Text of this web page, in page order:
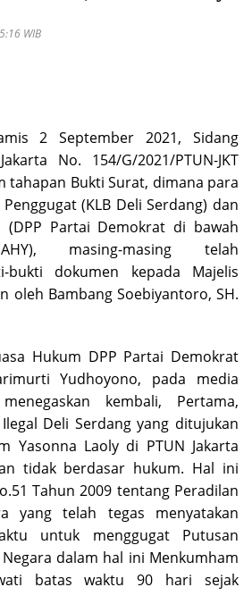
WIB
2 September 2021, Sidang
No. 154/G/2021/PTUN-JKT
tahapan Bukti Surat, dimana para
(KLB Deli Serdang) dan
(DPP Partai Demokrat di bawah
masing-masing telah
bukti dokumen kepada Majelis
oleh Bambang Soebiyantoro, SH.
Hukum DPP Partai Demokrat
Yudhoyono, pada media
kembali, Pertama,
Deli Serdang yang ditujukan
Yasonna Laoly di PTUN Jakarta
tidak berdasar hukum. Hal ini
Tahun 2009 tentang Peradilan
yang telah tegas menyatakan
untuk menggugat Putusan
dalam hal ini Menkumham
batas waktu 90 hari sejak